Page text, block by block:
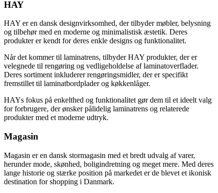
HAY
HAY er en dansk designvirksomhed, der tilbyder møbler, belysning
og tilbehør med en moderne og minimalistisk æstetik. Deres
produkter er kendt for deres enkle designs og funktionalitet.
Når det kommer til laminatrens, tilbyder HAY produkter, der er
velegnede til rengøring og vedligeholdelse af laminatoverflader.
Deres sortiment inkluderer rengøringsmidler, der er specifikt
fremstillet til laminatbordplader og køkkenlåger.
HAYs fokus på enkelthed og funktionalitet gør dem til et ideelt valg
for forbrugere, der ønsker pålidelig laminatrens og relaterede
produkter med et moderne udtryk.
Magasin
Magasin er en dansk stormagasin med et bredt udvalg af varer,
herunder mode, skønhed, boligindretning og meget mere. Med deres
lange historie og stærke position på markedet er de blevet et ikonisk
destination for shopping i Danmark.